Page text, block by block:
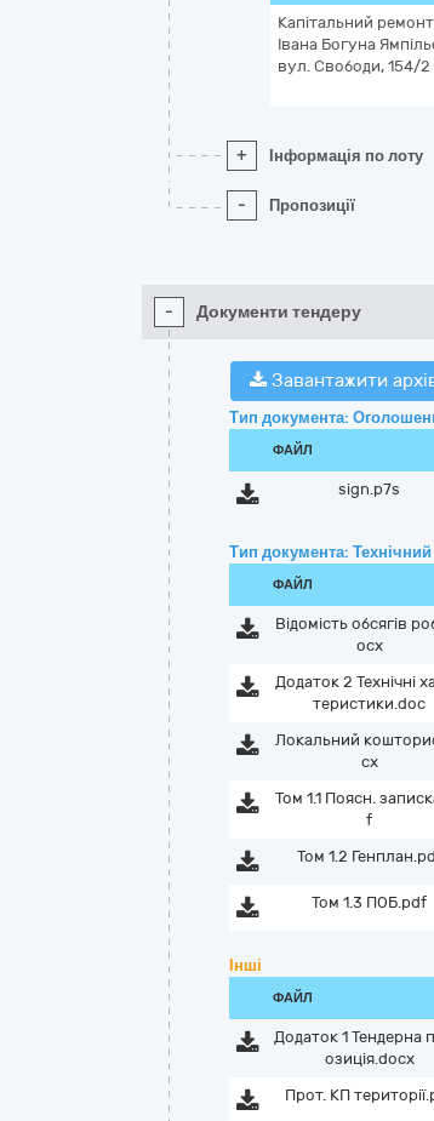
Капітальний
Івана Богуна
вул. Свободи, 154/2
+ Інформація по лоту
- Пропозиції
- Документи тендеру
Завантажити
Тип документа:
ФАЙЛ
sign.p7s
Тип документа:
ФАЙЛ
Відомість обсягів
ocx
Додаток 2 Технічні
теристики.doc
Локальний
cx
Том 1.1 Поясн.
f
Том 1.2
Том 1.3 ПОБ.pdf
Інші
ФАЙЛ
Додаток 1 Тендерна
озиція.docx
Прот. КП